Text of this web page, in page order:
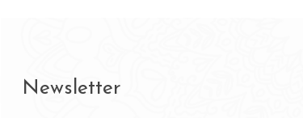
Newsletter